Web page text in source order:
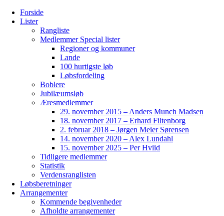
Forside
Lister
Rangliste
Medlemmer Special lister
Regioner og kommuner
Lande
100 hurtigste løb
Løbsfordeling
Boblere
Jubilæumsløb
Æresmedlemmer
29. november 2015 – Anders Munch Madsen
18. november 2017 – Erhard Filtenborg
2. februar 2018 – Jørgen Meier Sørensen
14. november 2020 – Alex Lundahl
15. november 2025 – Per Hviid
Tidligere medlemmer
Statistik
Verdensranglisten
Løbsberetninger
Arrangementer
Kommende begivenheder
Afholdte arrangementer